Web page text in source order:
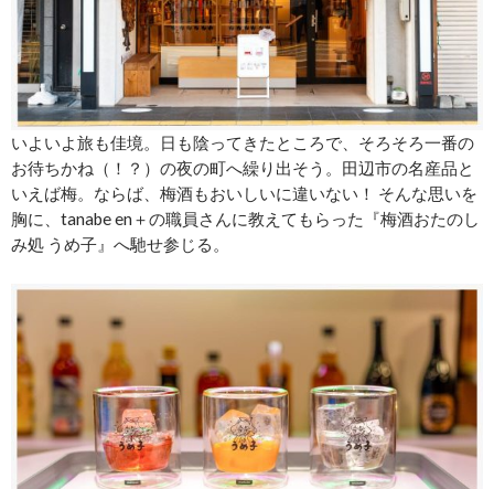
いよいよ旅も佳境。日も陰ってきたところで、そろそろ一番の
お待ちかね（！？）の夜の町へ繰り出そう。田辺市の名産品と
いえば梅。ならば、梅酒もおいしいに違いない！ そんな思いを
胸に、tanabe en＋の職員さんに教えてもらった『梅酒おたのし
み処 うめ子』へ馳せ参じる。